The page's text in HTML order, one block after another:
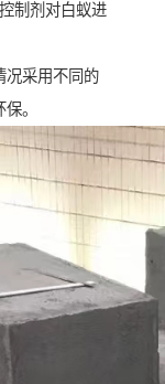
制剂对白蚁进
况采用不同的
。